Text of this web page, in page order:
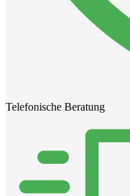
Telefonische Beratung